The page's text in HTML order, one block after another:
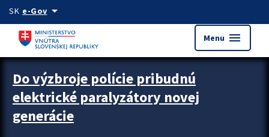
Preskocit na hlavný obsah
SK e-Govarrow_drop_down
Menu menu
Zastavit automatický posun upútavok
Do výzbroje polície pribudnú
elektrické paralyzátory novej
generácie